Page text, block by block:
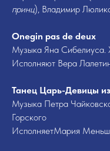
принц), Владимир
Onegin pas de deux
Музыка Яна
Исполняют Вера
Танец Царь-Девицы
Музыка Петра
Горского
ИсполняетМария